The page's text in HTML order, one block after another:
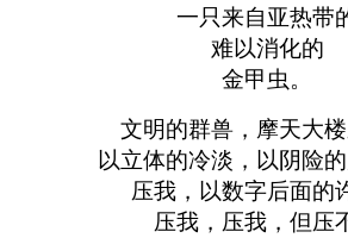
一只来自亚热带
难以消化的
金甲虫。
文明的群兽，摩天大
以立体的冷淡，以阴险
压我，以数字后面的
压我，压我，但压